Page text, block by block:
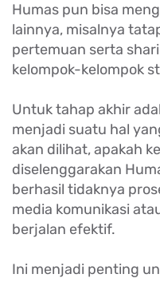
Humas pun bisa
lainnya, misalnya
pertemuan serta
kelompok-kelompok
Untuk tahap akhir
menjadi suatu hal
akan dilihat, apakah
diselenggarakan
berhasil tidaknya
media komunikasi
berjalan efektif.
Ini menjadi penting